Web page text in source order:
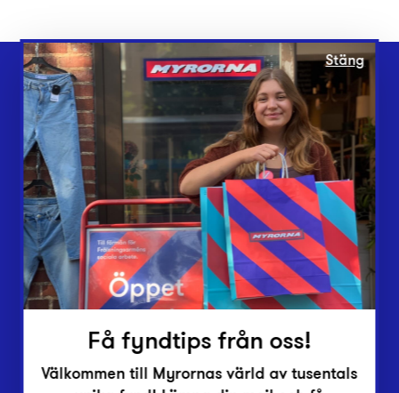
Webbshop
Butiker
Lämna in
Vårt överskott
Inlämningsplatser
Om Myrorna
Lediga jobb
Pressrum
Stäng
Få fyndtips från oss!
Välkommen till Myrornas värld av tusentals